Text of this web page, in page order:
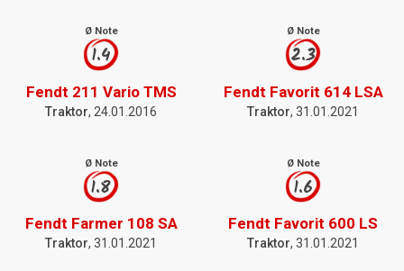
Ø Note
1.4
Fendt 211 Vario TMS
Traktor, 24.01.2016
Ø Note
2.3
Fendt Favorit 614 LSA
Traktor, 31.01.2021
Ø Note
1.8
Fendt Farmer 108 SA
Traktor, 31.01.2021
Ø Note
1.6
Fendt Favorit 600 LS
Traktor, 31.01.2021